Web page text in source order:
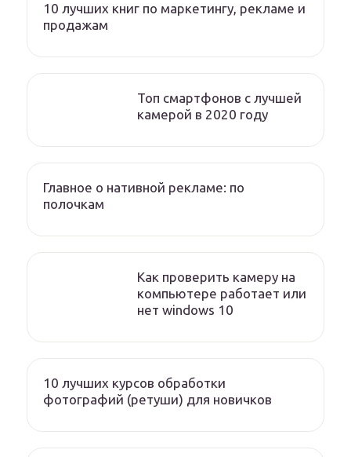
10 лучших книг по маркетингу, рекламе и
продажам
Топ смартфонов с лучшей
камерой в 2020 году
Главное о нативной рекламе: по
полочкам
Как проверить камеру на
компьютере работает или
нет windows 10
10 лучших курсов обработки
фотографий (ретуши) для новичков